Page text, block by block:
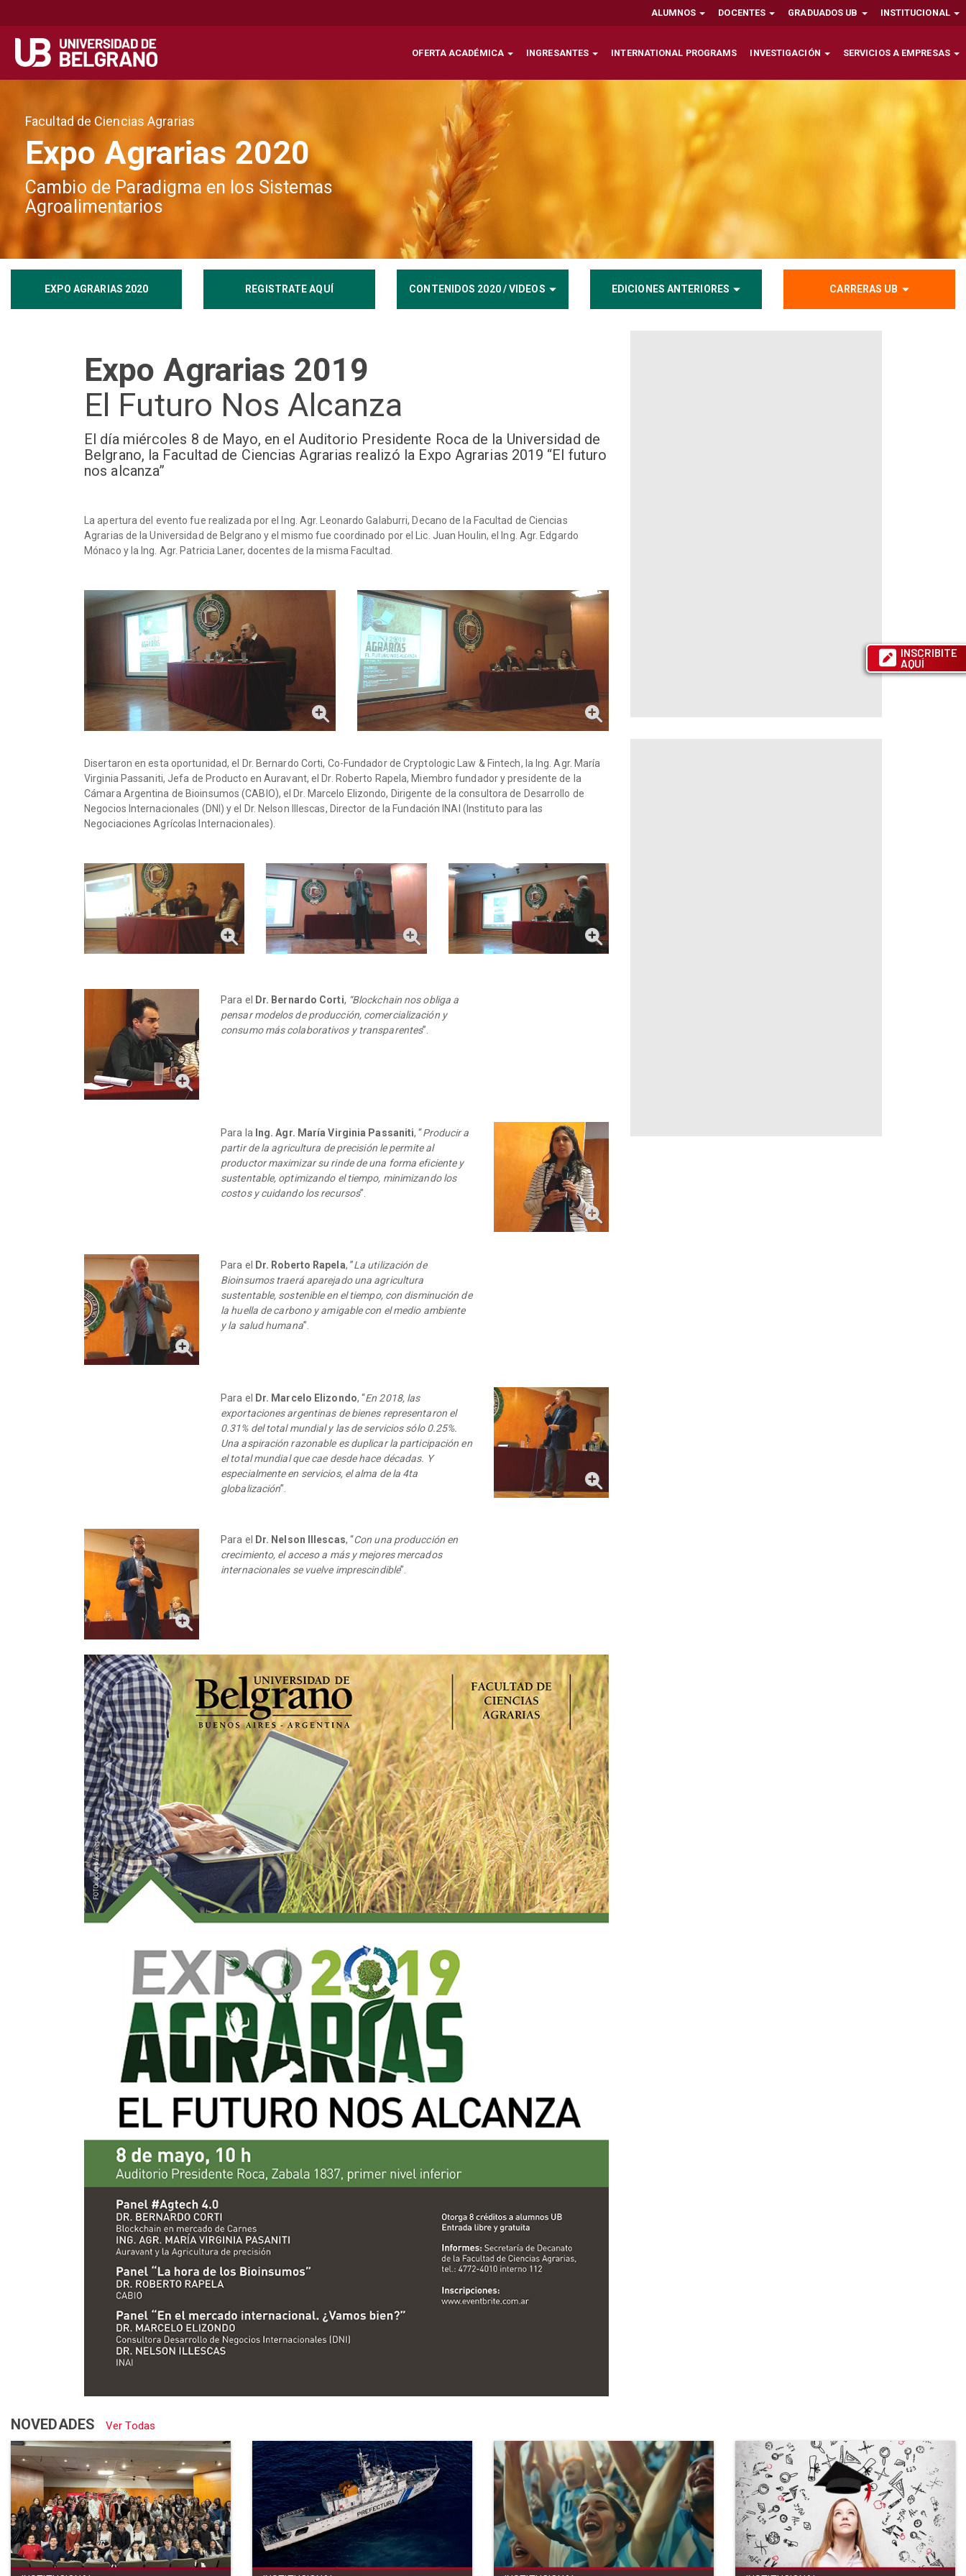
contenido
principal
Secondary
navigation
ALUMNOS DOCENTES GRADUADOS UB INSTITUCIONAL
Navegación principal OFERTA ACADÉMICA INGRESANTES INTERNATIONAL PROGRAMS INVESTIGACIÓN SERVICIOS A EMPRESAS
Facultad de Ciencias Agrarias
Expo Agrarias 2020
Cambio de Paradigma en los Sistemas
Agroalimentarios
EXPO AGRARIAS 2020 REGISTRATE AQUÍ CONTENIDOS 2020 / VIDEOS EDICIONES ANTERIORES CARRERAS UB
Expo Agrarias 2019
El Futuro Nos Alcanza
El día miércoles 8 de Mayo, en el Auditorio Presidente Roca de la Universidad de
Belgrano, la Facultad de Ciencias Agrarias realizó la Expo Agrarias 2019 “El futuro
nos alcanza”
La apertura del evento fue realizada por el Ing. Agr. Leonardo Galaburri, Decano de la Facultad de Ciencias
Agrarias de la Universidad de Belgrano y el mismo fue coordinado por el Lic. Juan Houlin, el Ing. Agr. Edgardo
Mónaco y la Ing. Agr. Patricia Laner, docentes de la misma Facultad.
Disertaron en esta oportunidad, el Dr. Bernardo Corti, Co-Fundador de Cryptologic Law & Fintech, la Ing. Agr. María
Virginia Passaniti, Jefa de Producto en Auravant, el Dr. Roberto Rapela, Miembro fundador y presidente de la
Cámara Argentina de Bioinsumos (CABIO), el Dr. Marcelo Elizondo, Dirigente de la consultora de Desarrollo de
Negocios Internacionales (DNI) y el Dr. Nelson Illescas, Director de la Fundación INAI (Instituto para las
Negociaciones Agrícolas Internacionales).
Para el Dr. Bernardo Corti, “Blockchain nos obliga a
pensar modelos de producción, comercialización y
consumo más colaborativos y transparentes”.
Para la Ing. Agr. María Virginia Passaniti, “Producir a
partir de la agricultura de precisión le permite al
productor maximizar su rinde de una forma eficiente y
sustentable, optimizando el tiempo, minimizando los
costos y cuidando los recursos”.
Para el Dr. Roberto Rapela, ”La utilización de
Bioinsumos traerá aparejado una agricultura
sustentable, sostenible en el tiempo, con disminución de
la huella de carbono y amigable con el medio ambiente
y la salud humana”.
Para el Dr. Marcelo Elizondo, “En 2018, las
exportaciones argentinas de bienes representaron el
0.31% del total mundial y las de servicios sólo 0.25%.
Una aspiración razonable es duplicar la participación en
el total mundial que cae desde hace décadas. Y
especialmente en servicios, el alma de la 4ta
globalización”.
Para el Dr. Nelson Illescas, “Con una producción en
crecimiento, el acceso a más y mejores mercados
internacionales se vuelve imprescindible”.
NOVEDADES Ver Todas
INSCRIBITE
AQUÍ